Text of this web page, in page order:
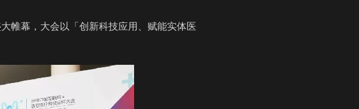
帷幕，大会以「创新科技应用、赋能实体医